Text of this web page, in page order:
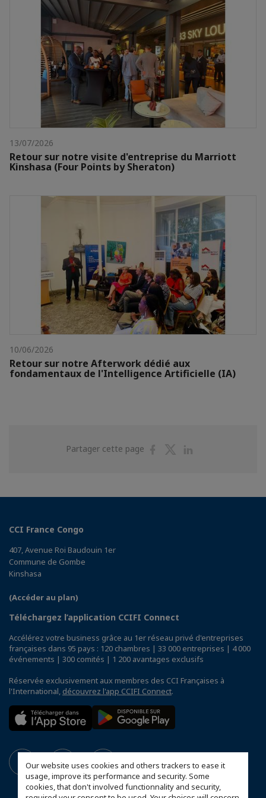
Our website uses cookies and others trackers to ease it
usage, improve its performance and security. Some
cookies, that don't involved functionnality and security,
13/07/2026
Retour sur notre visite d'entreprise du Marriott
Kinshasa (Four Points by Sheraton)
10/06/2026
Retour sur notre Afterwork dédié aux
fondamentaux de l'Intelligence Artificielle (IA)
Partager cette page
PartagerPartager
CCI France Congo
407, Avenue Roi Baudouin 1er
Commune de Gombe
Kinshasa
(Accéder au plan)
Téléchargez l’application CCIFI Connect
Accélérez votre business grâce au 1er réseau privé d'entreprises
françaises dans 95 pays : 120 chambres | 33 000 entreprises | 4 000
événements | 300 comités | 1 200 avantages exclusifs
Réservée exclusivement aux membres des CCI Françaises à
l'International, découvrez l'app CCIFI Connect.